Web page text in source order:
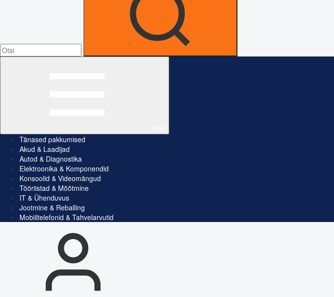
Tänased pakkumised
Akud & Laadijad
Autod & Diagnostika
Elektroonika & Komponendid
Konsoolid & Videomängud
Tööriistad & Mõõtmine
IT & Ühenduvus
Jootmine & Reballing
Mobiiltelefonid & Tahvelarvutid